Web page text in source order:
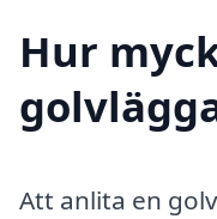
Hur
Att anlita en